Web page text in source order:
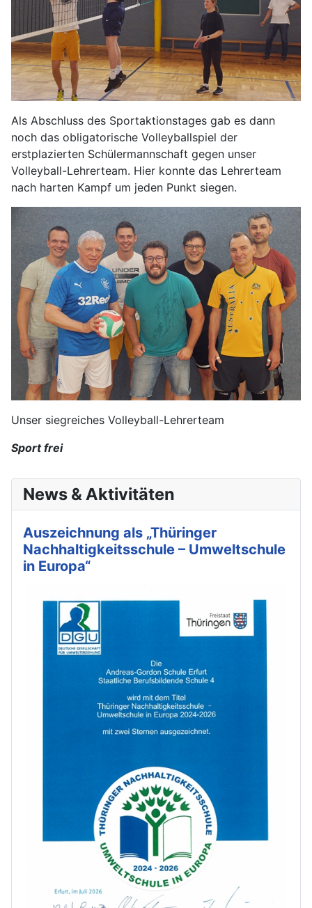
Als Abschluss des Sportaktionstages gab es dann
noch das obligatorische Volleyballspiel der
erstplazierten Schülermannschaft gegen unser
Volleyball-Lehrerteam. Hier konnte das Lehrerteam
nach harten Kampf um jeden Punkt siegen.
Unser siegreiches Volleyball-Lehrerteam
Sport frei
News & Aktivitäten
Auszeichnung als „Thüringer
Nachhaltigkeitsschule – Umweltschule
in Europa“